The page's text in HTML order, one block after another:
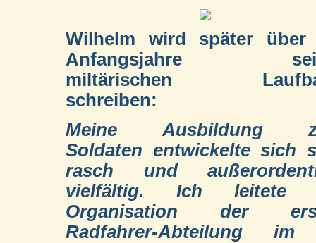
Wilhelm wird später über
Anfangsjahre
miltärischen
schreiben:
Meine Ausbildung
Soldaten entwickelte sich
rasch und
vielfältig. Ich leitete
Organisation der
Radfahrer-Abteilung im